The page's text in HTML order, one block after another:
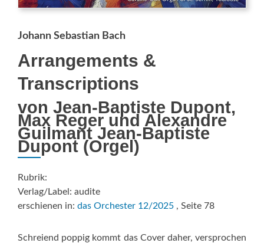
Johann Sebastian Bach
Arrangements &
Transcriptions
von Jean-Baptiste Dupont,
Max Reger und Alexandre
Guilmant Jean-Baptiste
Dupont (Orgel)
Rubrik:
Verlag/Label: audite
erschienen in: das Orchester 12/2025 , Seite 78
Schreiend poppig kommt das Cover daher, versprochen